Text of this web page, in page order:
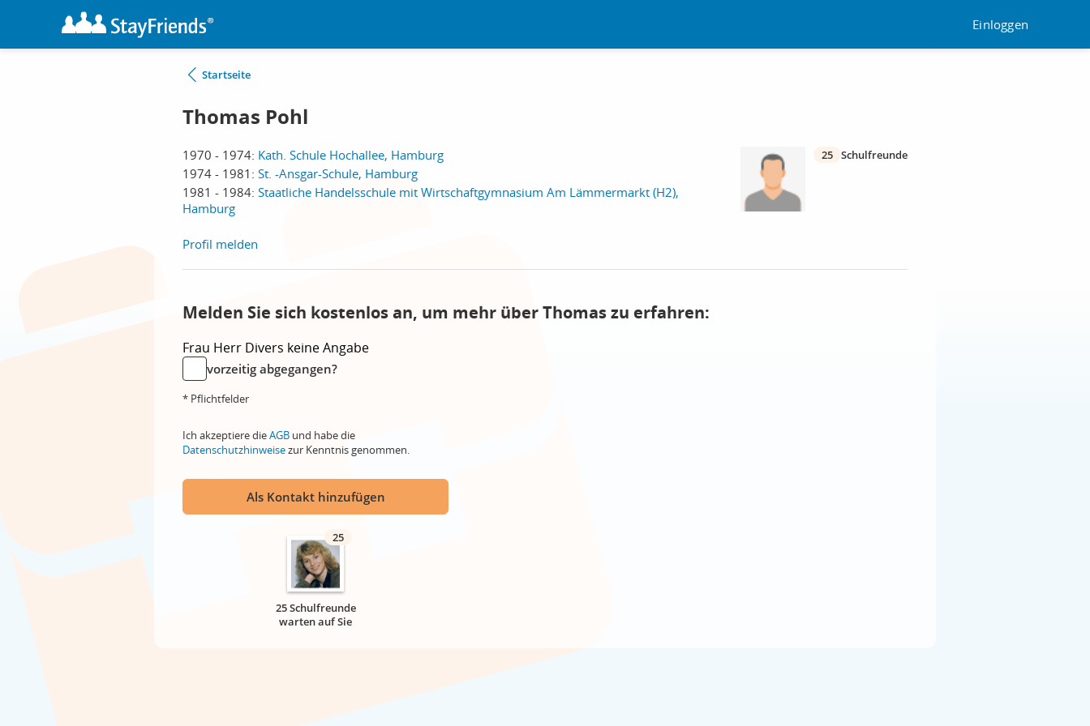
Einloggen
Startseite
Thomas Pohl
1970 - 1974: Kath. Schule Hochallee, Hamburg
1974 - 1981: St. -Ansgar-Schule, Hamburg
1981 - 1984: Staatliche Handelsschule mit Wirtschaftgymnasium Am Lämmermarkt (H2),
Hamburg
25 Schulfreunde
Profil melden
Melden Sie sich kostenlos an, um mehr über Thomas zu erfahren:
Frau Herr Divers keine Angabe
vorzeitig abgegangen?
* Pflichtfelder
Ich akzeptiere dieAGB und habe die
Datenschutzhinweisezur Kenntnis genommen.
Als Kontakt hinzufügen
25
25 Schulfreunde
warten auf Sie